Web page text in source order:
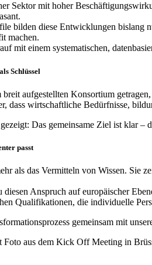
Sektor mit hoher
bilden diese Entwicklungen bislang
machen.
mit einem systematischen,
Schlüssel
aufgestellten Konsortium
dass wirtschaftliche Bedürfnisse,
Das gemeinsame Ziel ist klar –
passt
als das Vermitteln von Wissen. Sie
Anspruch auf europäischer
Qualifikationen, die individuelle
gemeinsam mit